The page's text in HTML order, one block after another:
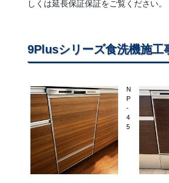
しくは延長保証保証をご覧ください。
9Plusシリーズ食洗機施工
N
P
-
4
5